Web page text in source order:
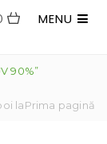
MENU
90%”
laPrima pagină